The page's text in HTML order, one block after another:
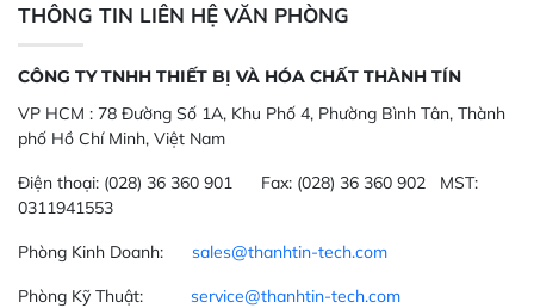
THÔNG TIN LIÊN HỆ VĂN PHÒNG
CÔNG TY TNHH THIẾT BỊ VÀ HÓA CHẤT THÀNH TÍN
VP HCM : 78 Đường Số 1A, Khu Phố 4, Phường Bình Tân, Thành
phố Hồ Chí Minh, Việt Nam
Điện thoại: (028) 36 360 901 Fax: (028) 36 360 902 MST:
0311941553
Phòng Kinh Doanh: sales@thanhtin-tech.com
Phòng Kỹ Thuật: service@thanhtin-tech.com